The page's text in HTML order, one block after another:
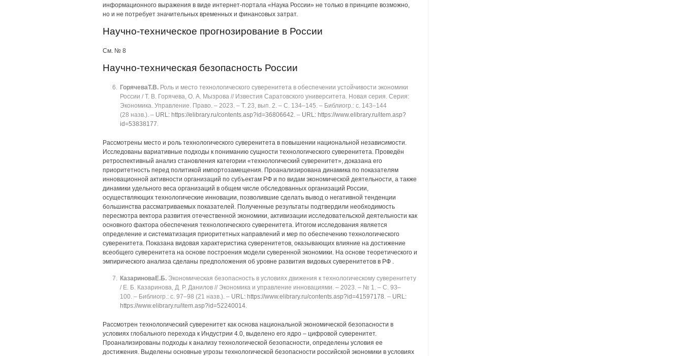
информационного выражения в виде интернет-портала «Наука России» не только в принципе возможно,
но и не потребует значительных временных и финансовых затрат.
Научно-техническое прогнозирование в России
См. № 8
Научно-техническая безопасность России
ГорячеваТ.В. Роль и место технологического суверенитета в обеспечении устойчивости экономики
России / Т. В. Горячева, О. А. Мызрова // Известия Саратовского университета. Новая серия. Серия:
Экономика. Управление. Право. ‒ 2023. ‒ Т. 23, вып. 2. ‒ C. 134‒145. ‒ Библиогр.: с. 143‒144
(28 назв.). ‒ URL: https://elibrary.ru/contents.asp?id=36806642. ‒ URL: https://www.elibrary.ru/item.asp?
id=53838177.
Рассмотрены место и роль технологического суверенитета в повышении национальной независимости.
Исследованы вариативные подходы к пониманию сущности технологического суверенитета. Проведён
ретроспективный анализ становления категории «технологический суверенитет», доказана его
приоритетность перед политикой импортозамещения. Проанализирована динамика по показателям
инновационной активности организаций по субъектам РФ и по видам экономической деятельности, а также
динамики удельного веса организаций в общем числе обследованных организаций России,
осуществляющих технологические инновации, позволившие сделать вывод о негативной тенденции
большинства рассматриваемых показателей. Полученные результаты подтвердили необходимость
пересмотра вектора развития отечественной экономики, активизации исследовательской деятельности как
основного фактора обеспечения технологического суверенитета. Итогом исследования является
определение и систематизация приоритетных направлений и мер по обеспечению технологического
суверенитета. Показана видовая характеристика суверенитетов, оказывающих влияние на достижение
всеобщего суверенитета на основе построения модели суверенной экономики. На основе теоретического и
эмпирического анализа сделаны предположения об уровне развития видовых суверенитетов в РФ .
КазариноваЕ.Б. Экономическая безопасность в условиях движения к технологическому суверенитету
/ Е. Б. Казаринова, Д. Р. Данилов // Экономика и управление инновациями. ‒ 2023. ‒ № 1. ‒ C. 93‒
100. ‒ Библиогр.: с. 97‒98 (21 назв.). ‒ URL: https://www.elibrary.ru/contents.asp?id=41597178. ‒ URL:
https://www.elibrary.ru/item.asp?id=52240014.
Рассмотрен технологический суверенитет как основа национальной экономической безопасности в
условиях глобального перехода к Индустрии 4.0, выделено его ядро ‒ цифровой суверенитет.
Проанализированы подходы к анализу технологической безопасности, определены условия ее
достижения. Выделены основные угрозы технологической безопасности российской экономики в условиях